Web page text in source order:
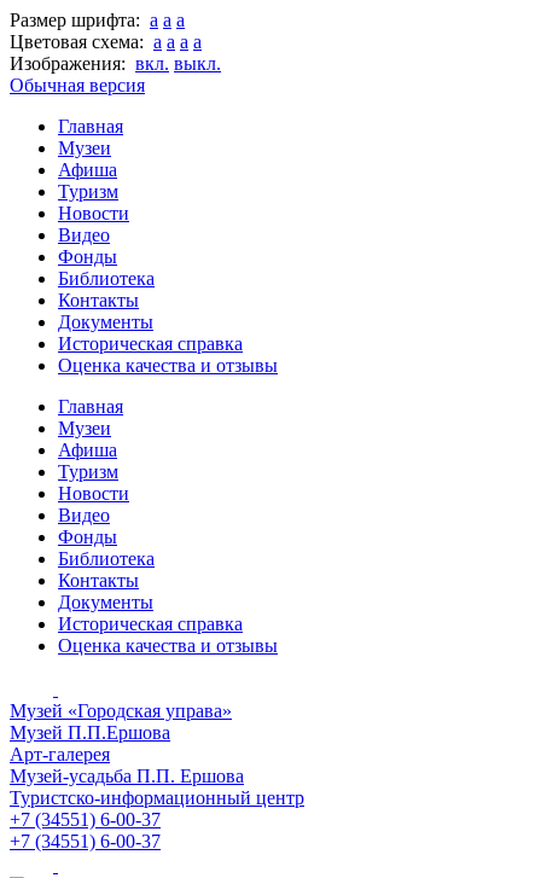
Размер шрифта: a a a
Цветовая схема: a a a a
Изображения: вкл. выкл.
Обычная версия
Главная
Музеи
Афиша
Туризм
Новости
Видео
Фонды
Библиотека
Контакты
Документы
Историческая справка
Оценка качества и отзывы
Главная
Музеи
Афиша
Туризм
Новости
Видео
Фонды
Библиотека
Контакты
Документы
Историческая справка
Оценка качества и отзывы
Музей «Городская управа»
Музей П.П.Ершова
Арт-галерея
Музей-усадьба П.П. Ершова
Туристско-информационный центр
+7 (34551) 6-00-37
+7 (34551) 6-00-37